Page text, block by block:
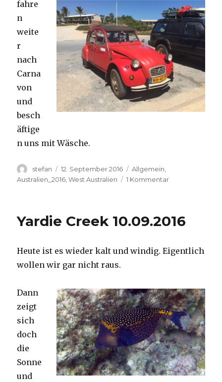
fahre
n
weite
r
nach
Carna
von
und
besch
äftige
n uns mit Wäsche.
Autor
stefan
Veröffentlicht
am
12. September 2016 Kategorien
Allgemein
Australien_2016 ,West Australien 1 Kommentarzu
Yardie Creek 10.09.2016
Heute ist es wieder kalt und windig. Eigentlich
wollen wir gar nicht raus.
Dann
zeigt
sich
doch
die
Sonne
und